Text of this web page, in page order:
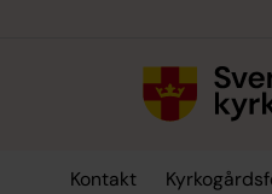
Kontakt